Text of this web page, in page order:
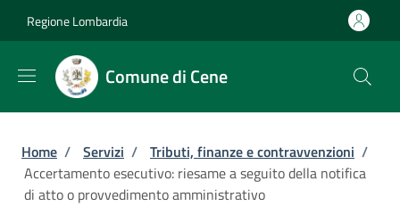
Regione Lombardia
Comune di Cene
Briciole di pane
Home / Servizi / Tributi, finanze e contravvenzioni /
Accertamento esecutivo: riesame a seguito della notifica
di atto o provvedimento amministrativo